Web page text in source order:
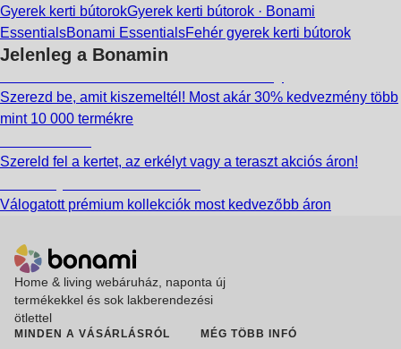
Gyerek kerti bútorokGyerek kerti bútorok · Bonami
EssentialsBonami EssentialsFehér gyerek kerti bútorok
Jelenleg a Bonamin
Szerezd be, amit kiszemeltél! Most akár 30% kedvezmény több
mint 10 000 termékre
Szereld fel a kertet, az erkélyt vagy a teraszt akciós áron!
Válogatott prémium kollekciók most kedvezőbb áron
Home & living webáruház, naponta új
termékekkel és sok lakberendezési
ötlettel
MINDEN A VÁSÁRLÁSRÓL MÉG TÖBB INFÓ